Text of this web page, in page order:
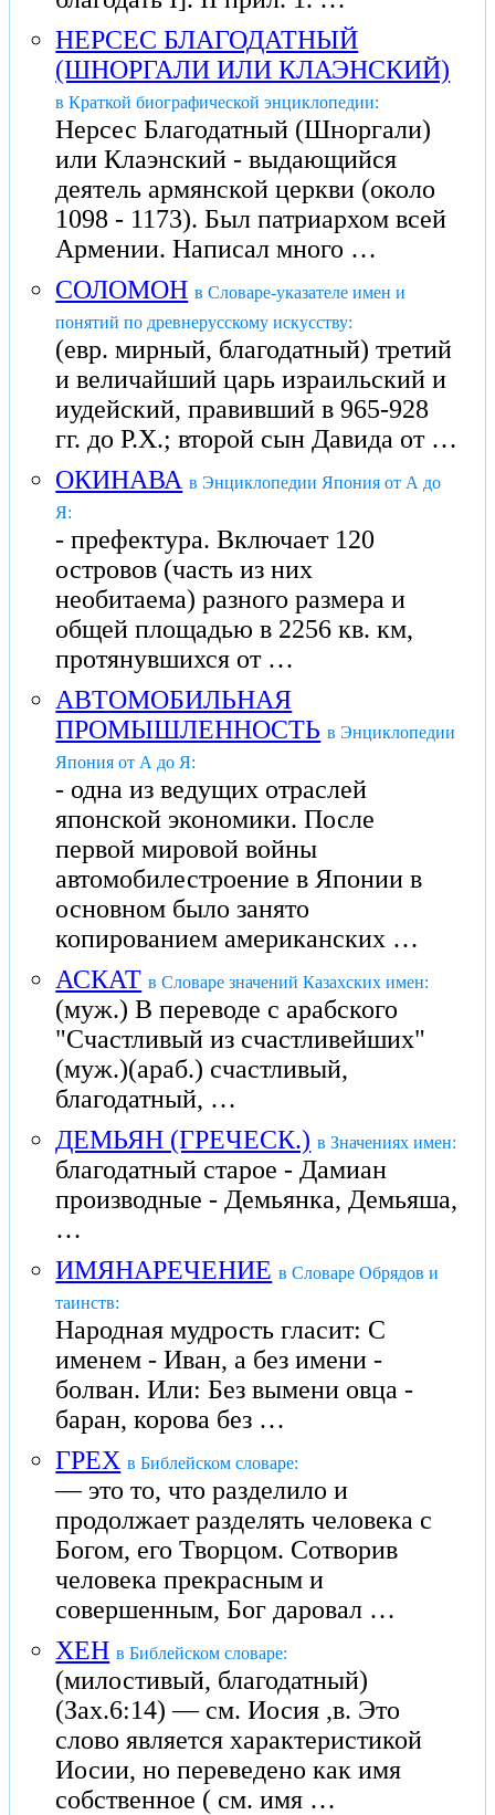
НЕРСЕС БЛАГОДАТНЫЙ
(ШНОРГАЛИ ИЛИ КЛАЭНСКИЙ)
в Краткой биографической энциклопедии:
Нерсес Благодатный (Шноргали)
или Клаэнский - выдающийся
деятель армянской церкви (около
1098 - 1173). Был патриархом всей
Армении. Написал много …
СОЛОМОН в Словаре-указателе имен и
понятий по древнерусскому искусству:
(евр. мирный, благодатный) третий
и величайший царь израильский и
иудейский, правивший в 965-928
гг. до Р.X.; второй сын Давида от …
ОКИНАВА в Энциклопедии Япония от А до
Я:
- префектура. Включает 120
островов (часть из них
необитаема) разного размера и
общей площадью в 2256 кв. км,
протянувшихся от …
АВТОМОБИЛЬНАЯ
ПРОМЫШЛЕННОСТЬ в Энциклопедии
Япония от А до Я:
- одна из ведущих отраслей
японской экономики. После
первой мировой войны
автомобилестроение в Японии в
основном было занято
копированием американских …
АСКАТ в Словаре значений Казахских имен:
(муж.) В переводе с арабского
"Счастливый из счастливейших"
(муж.)(араб.) счастливый,
благодатный, …
ДЕМЬЯН (ГРЕЧЕСК.) в Значениях имен:
благодатный старое - Дамиан
производные - Демьянка, Демьяша,
…
ИМЯНАРЕЧЕНИЕ в Словаре Обрядов и
таинств:
Народная мудрость гласит: С
именем - Иван, а без имени -
болван. Или: Без вымени овца -
баран, корова без …
ГРЕХ в Библейском словаре:
— это то, что разделило и
продолжает разделять человека с
Богом, его Творцом. Сотворив
человека прекрасным и
совершенным, Бог даровал …
ХЕН в Библейском словаре:
(милостивый, благодатный)
(Зах.6:14) — см. Иосия ,в. Это
слово является характеристикой
Иосии, но переведено как имя
собственное ( см. имя …